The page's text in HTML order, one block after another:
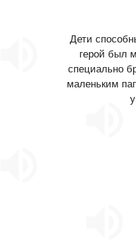
Дети
герой был
специально
маленьким